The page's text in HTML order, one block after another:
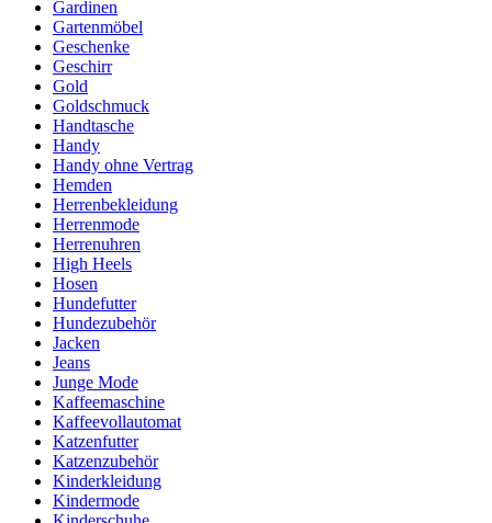
Gardinen
Gartenmöbel
Geschenke
Geschirr
Gold
Goldschmuck
Handtasche
Handy
Handy ohne Vertrag
Hemden
Herrenbekleidung
Herrenmode
Herrenuhren
High Heels
Hosen
Hundefutter
Hundezubehör
Jacken
Jeans
Junge Mode
Kaffeemaschine
Kaffeevollautomat
Katzenfutter
Katzenzubehör
Kinderkleidung
Kindermode